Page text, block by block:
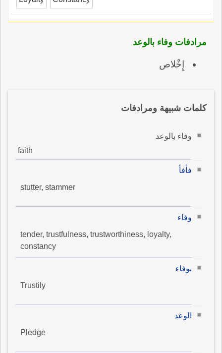
مرادفات وفاء بالوعد
إِخْلاص
كلمات شبيهة ومرادفات
وفاء بالوعد
faith
فأفأ
stutter, stammer
وفاء
tender, trustfulness, trustworthiness, loyalty,
constancy
بوفاء
Trustily
الوعد
Pledge